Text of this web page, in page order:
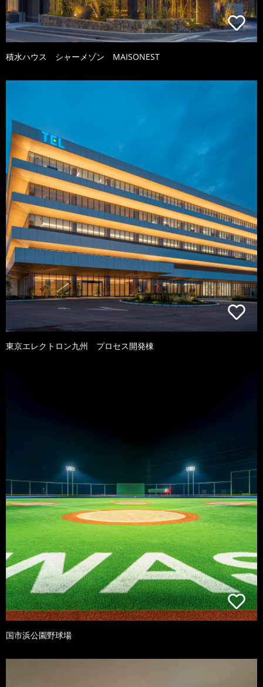
積水ハウス シャーメゾン MAISONEST
東京エレクトロン九州 プロセス開発棟
国市浜公園野球場